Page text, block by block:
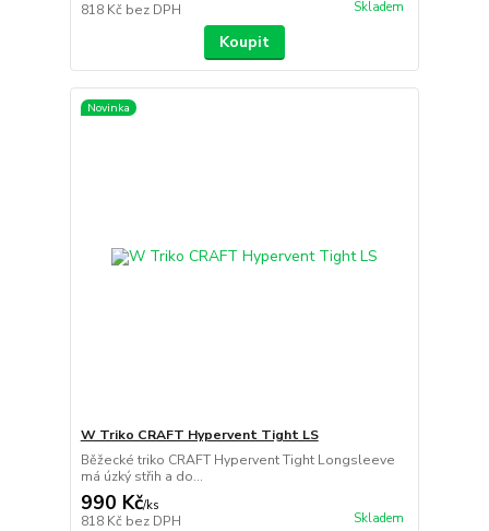
818 Kč bez DPH Skladem
Koupit
Novinka
W Triko CRAFT Hypervent Tight LS
Běžecké triko CRAFT Hypervent Tight Longsleeve
má úzký střih a do...
990 Kč/ks
818 Kč bez DPH Skladem